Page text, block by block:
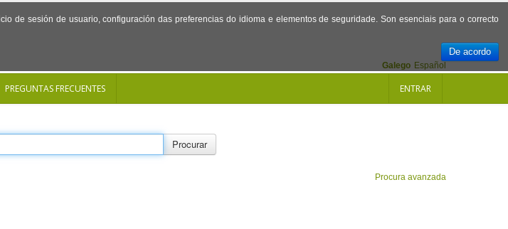
de sesión de usuario, configuración das preferencias do idioma e elementos de seguridade. Son esenciais para o correcto
De acordo
Español
Galego
PREGUNTAS FRECUENTES ENTRAR
Procurar
Procura avanzada